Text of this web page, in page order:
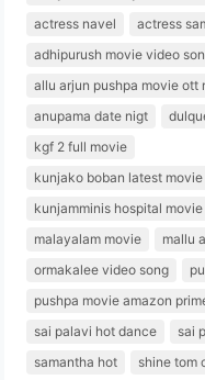
actress navel
actress
adhipurush movie video
allu arjun pushpa movie ott
anupama date nigt
kgf 2 full movie
kunjako boban latest
kunjamminis hospital
malayalam movie
mallu
ormakalee video song
pushpa movie amazon
sai palavi hot dance
sai
samantha hot
shine tom